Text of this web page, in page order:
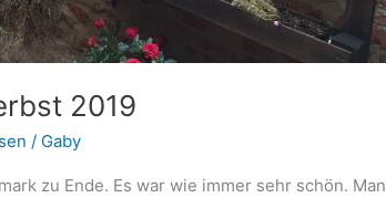
2019
/ Gaby
zu Ende. Es war wie immer sehr schön. Man